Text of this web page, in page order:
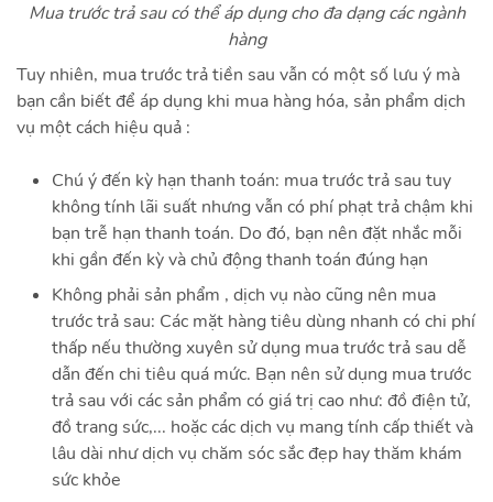
Mua trước trả sau có thể áp dụng cho đa dạng các ngành
hàng
Tuy nhiên, mua trước trả tiền sau vẫn có một số lưu ý mà
bạn cần biết để áp dụng khi mua hàng hóa, sản phẩm dịch
vụ một cách hiệu quả :
Chú ý đến kỳ hạn thanh toán: mua trước trả sau tuy
không tính lãi suất nhưng vẫn có phí phạt trả chậm khi
bạn trễ hạn thanh toán. Do đó, bạn nên đặt nhắc mỗi
khi gần đến kỳ và chủ động thanh toán đúng hạn
Không phải sản phẩm , dịch vụ nào cũng nên mua
trước trả sau: Các mặt hàng tiêu dùng nhanh có chi phí
thấp nếu thường xuyên sử dụng mua trước trả sau dễ
dẫn đến chi tiêu quá mức. Bạn nên sử dụng mua trước
trả sau với các sản phẩm có giá trị cao như: đồ điện tử,
đồ trang sức,... hoặc các dịch vụ mang tính cấp thiết và
lâu dài như dịch vụ chăm sóc sắc đẹp hay thăm khám
sức khỏe